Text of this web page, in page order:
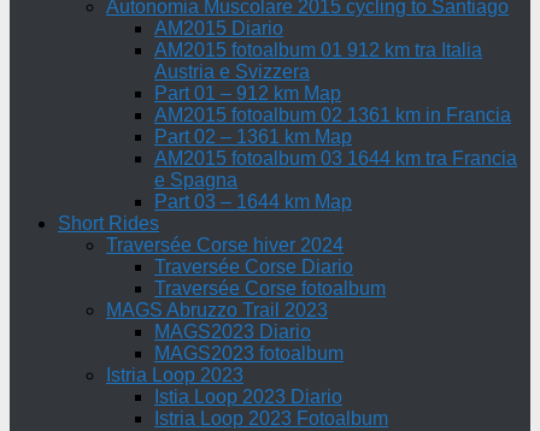
Autonomia Muscolare 2015 cycling to Santiago
AM2015 Diario
AM2015 fotoalbum 01 912 km tra Italia
Austria e Svizzera
Part 01 – 912 km Map
AM2015 fotoalbum 02 1361 km in Francia
Part 02 – 1361 km Map
AM2015 fotoalbum 03 1644 km tra Francia
e Spagna
Part 03 – 1644 km Map
Short Rides
Traversée Corse hiver 2024
Traversée Corse Diario
Traversée Corse fotoalbum
MAGS Abruzzo Trail 2023
MAGS2023 Diario
MAGS2023 fotoalbum
Istria Loop 2023
Istia Loop 2023 Diario
Istria Loop 2023 Fotoalbum